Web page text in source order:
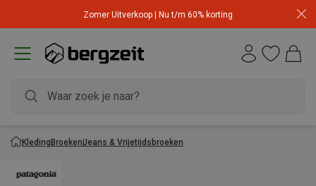
Zomer Uitverkoop | Nu t/m 60% korting
KledingBroekenJeans & Vrijetijdsbroeken